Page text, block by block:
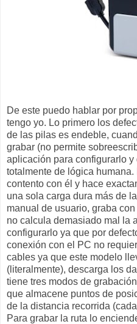
De este puedo hablar por
tengo yo. Lo primero los
de las pilas es endeble,
grabar (no permite
aplicación para configurarlo
totalmente de lógica
contento con él y hace
una sola carga dura más de
manual de usuario, graba
no calcula demasiado mal la
configurarlo ya que por
conexión con el PC no
cables ya que este modelo
(literalmente), descarga los
tiene tres modos de
que almacene puntos de
de la distancia recorrida
Para grabar la ruta lo